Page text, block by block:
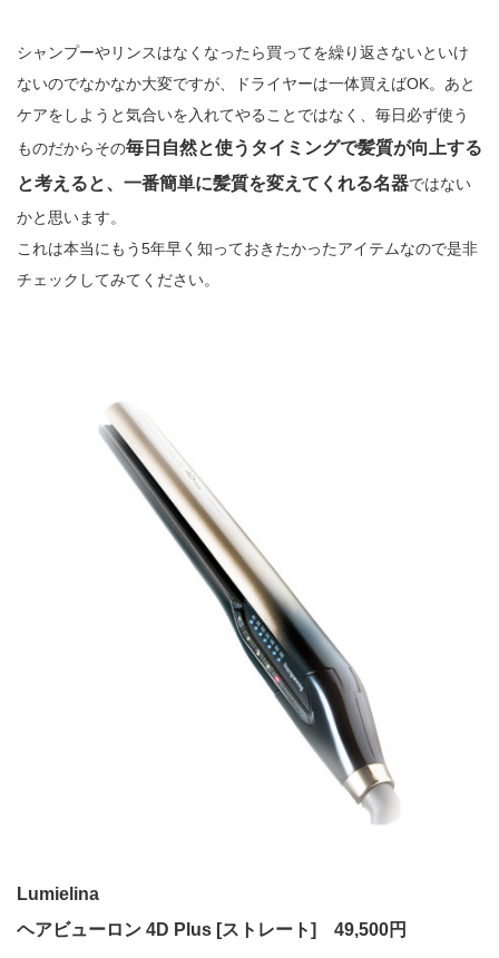
シャンプーやリンスはなくなったら買ってを繰り返さないといけ
ないのでなかなか大変ですが、ドライヤーは一体買えばOK。あと
ケアをしようと気合いを入れてやることではなく、毎日必ず使う
ものだからその毎日自然と使うタイミングで髪質が向上する
と考えると、一番簡単に髪質を変えてくれる名器ではない
かと思います。
これは本当にもう5年早く知っておきたかったアイテムなので是非
チェックしてみてください。
Lumielina
ヘアビューロン 4D Plus [ストレート] 49,500円